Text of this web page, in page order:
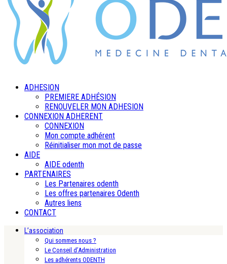
ADHESION
PREMIERE ADHÉSION
RENOUVELER MON ADHESION
CONNEXION ADHERENT
CONNEXION
Mon compte adhérent
Réinitialiser mon mot de passe
AIDE
AIDE odenth
PARTENAIRES
Les Partenaires odenth
Les offres partenaires Odenth
Autres liens
CONTACT
L’association
Qui sommes nous ?
Le Conseil d’Administration
Les adhérents ODENTH